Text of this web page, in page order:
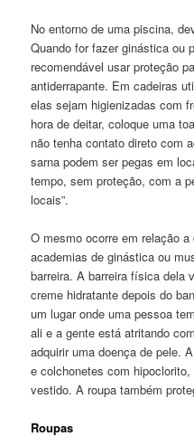
No entorno de uma piscina,
Quando for fazer ginástica ou
recomendável usar proteção
antiderrapante. Em cadeiras
elas sejam higienizadas com
hora de deitar, coloque uma
não tenha contato direto com
sarna podem ser pegas em
tempo, sem proteção, com a
locais”.
O mesmo ocorre em relação
academias de ginástica ou
barreira. A barreira física dela
creme hidratante depois do
um lugar onde uma pessoa
ali e a gente está atritando
adquirir uma doença de pele.
e colchonetes com
vestido. A roupa também
Roupas